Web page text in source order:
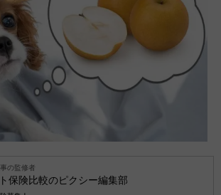
の監修者
保険比較のピクシー編集部